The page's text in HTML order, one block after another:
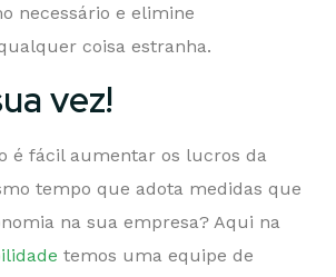
necessário e elimine
coisa estranha.
vez!
é fácil aumentar os lucros da
tempo que adota medidas que
na sua empresa? Aqui na
temos uma equipe de